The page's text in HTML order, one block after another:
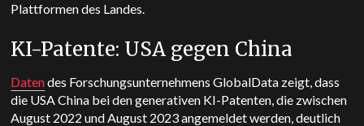
Plattformen des Landes.
KI-Patente: USA gegen China
Datendes Forschungsunternehmens GlobalData zeigt, dass
die USA China bei den generativen KI-Patenten, die zwischen
August 2022 und August 2023 angemeldet werden, deutlich